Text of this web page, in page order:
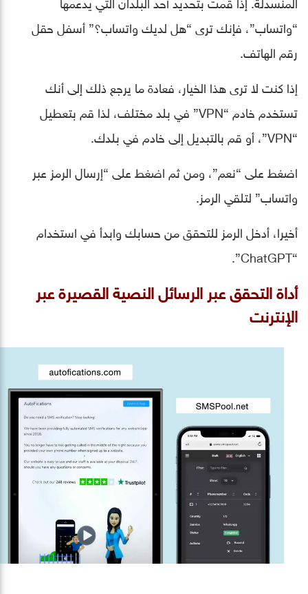
“واتساب”، فإنك ترى “هل لديك واتساب؟” أسفل حقل
رقم الهاتف.
إذا كنت لا ترى هذا الخيار، فعادة ما يرجع ذلك إلى أنك
تستخدم خادم “VPN” في بلد مختلف، لذا قم بتعطيل
“VPN”، أو قم بالتبديل إلى خادم في بلدك.
اضغط على “نعم”، ومن ثم اضغط على “إرسال الرمز عبر
واتساب” لتلقي الرمز.
أخيرا، أدخل الرمز للتحقق من حسابك وابدأ في استخدام
“ChatGPT”.
أداة التحقق عبر الرسائل النصية القصيرة عبر
الإنترنت